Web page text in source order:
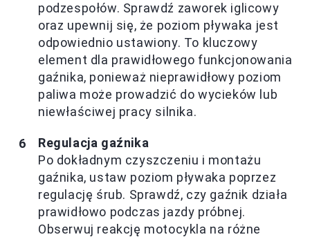
podzespołów. Sprawdź zaworek iglicowy
oraz upewnij się, że poziom pływaka jest
odpowiednio ustawiony. To kluczowy
element dla prawidłowego funkcjonowania
gaźnika, ponieważ nieprawidłowy poziom
paliwa może prowadzić do wycieków lub
niewłaściwej pracy silnika.
Regulacja gaźnika
Po dokładnym czyszczeniu i montażu
gaźnika, ustaw poziom pływaka poprzez
regulację śrub. Sprawdź, czy gaźnik działa
prawidłowo podczas jazdy próbnej.
Obserwuj reakcję motocykla na różne